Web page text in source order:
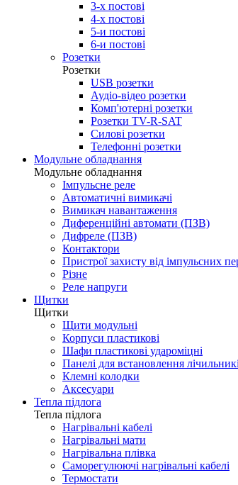
3-х постові
4-х постові
5-и постові
6-и постові
Розетки
Розетки
USB розетки
Аудіо-відео розетки
Комп'ютерні розетки
Розетки TV-R-SAT
Силові розетки
Телефонні розетки
Модульне обладнання
Модульне обладнання
Імпульсне реле
Автоматичні вимикачі
Вимикач навантаження
Диференційні автомати (ПЗВ)
Дифреле (ПЗВ)
Контактори
Пристрої захисту від імпульсних
Різне
Реле напруги
Щитки
Щитки
Щити модульні
Корпуси пластикові
Шафи пластикові удароміцні
Панелі для встановлення
Клемні колодки
Аксесуари
Тепла підлога
Тепла підлога
Нагрівальні кабелі
Нагрівальні мати
Нагрівальна плівка
Саморегулюючі нагрівальні кабелі
Термостати